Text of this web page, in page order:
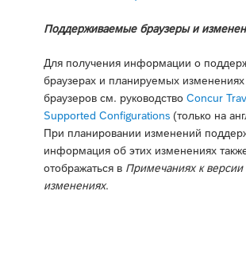
Поддерживаемые браузеры и
Для получения информации о
браузерах и планируемых
браузеров см. руководство Concur
Supported Configurations (только на
При планировании изменений
информация об этих изменениях
отображаться в Примечаниях к
изменениях.